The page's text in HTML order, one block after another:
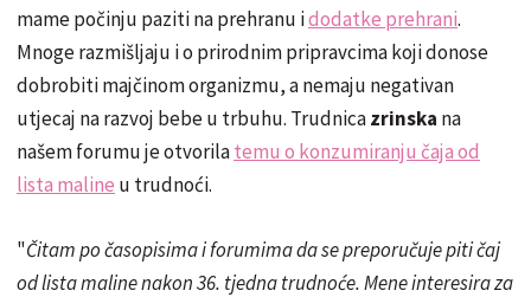
mame počinju paziti na prehranu idodatke prehrani.
Mnoge razmišljaju i o prirodnim pripravcima koji donose
dobrobiti majčinom organizmu, a nemaju negativan
utjecaj na razvoj bebe u trbuhu. Trudnicazrinska na
našem forumu je otvorilatemu o konzumiranju čaja od
lista maline u trudnoći.
"Čitam po časopisima i forumima da se preporučuje piti čaj
od lista maline nakon 36. tjedna trudnoće. Mene interesira za